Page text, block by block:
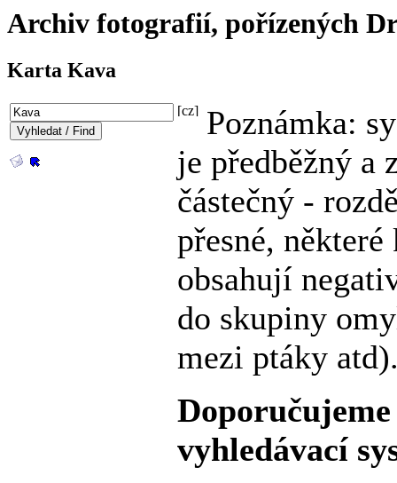
Archiv fotografií, pořízených
Karta Kava
Poznámka:
je předběžný a
částečný -
přesné, některé
obsahují
do skupiny
mezi ptáky
vyhledávací